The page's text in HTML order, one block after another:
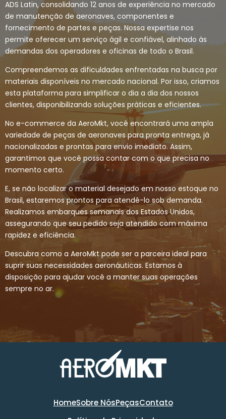
ADS Latin, consolidando 12 anos de experiência no mercado
de manutenção de aeronaves, componentes e
fornecimento de partes e peças. Nossa expertise nos
permite oferecer um serviço ágil e confiável, alinhado às
demandas dos operadores e oficinas de todo o Brasil.
Compreendemos as dificuldades enfrentadas na busca por
materiais disponíveis no mercado nacional. Por isso, criamos
esta plataforma para simplificar o dia a dia dos nossos
clientes, disponibilizando soluções práticas e eficientes.
No e-commerce da AeroMkt, você encontrará uma ampla
variedade de peças de aeronaves para pronta entrega, já
nacionalizadas e prontas para envio imediato. Assim,
garantimos que você possa contar com o que precisa no
momento certo.
E, se não localizar o material desejado em nosso estoque no
Brasil, estaremos prontos para atendê-lo sob demanda.
Realizamos embarques semanais dos Estados Unidos,
assegurando que seu pedido seja atendido com máxima
rapidez e eficiência.
Descubra como a AeroMkt pode ser a parceira ideal para
suprir suas necessidades aeronáuticas. Estamos à
disposição para ajudar você a manter suas operações
sempre no ar.
HomeSobre NósPeçasContato